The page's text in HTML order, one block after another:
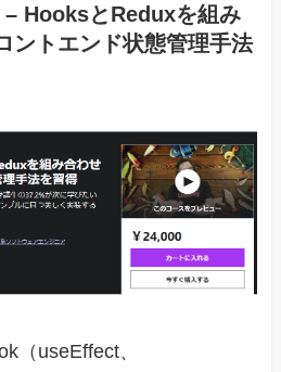
HooksとReduxを組み
ントエンド状態管理手法
（useEffect、